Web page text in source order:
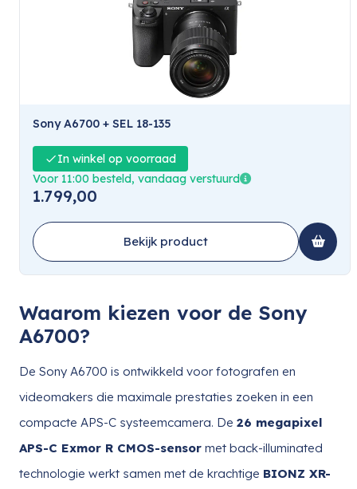
Sony A6700 + SEL 18-135
In winkel op voorraad
Voor 11:00 besteld, vandaag verstuurd
1.799,00
Bekijk product
Waarom kiezen voor de Sony
A6700?
De Sony A6700 is ontwikkeld voor fotografen en
videomakers die maximale prestaties zoeken in een
compacte APS-C systeemcamera. De 26 megapixel
APS-C Exmor R CMOS-sensor met back-illuminated
technologie werkt samen met de krachtige BIONZ XR-